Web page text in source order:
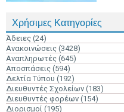
Χρήσιμες Κατηγορίες
Άδειες (24)
Ανακοινώσεις (3428)
Αναπληρωτές (645)
Αποσπάσεις (594)
Δελτία Τύπου (192)
Διευθυντές Σχολείων (183)
Διευθυντές φορέων (154)
Διορισμοί (195)